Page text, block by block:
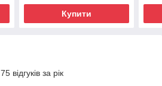
Купити
відгуків за рік